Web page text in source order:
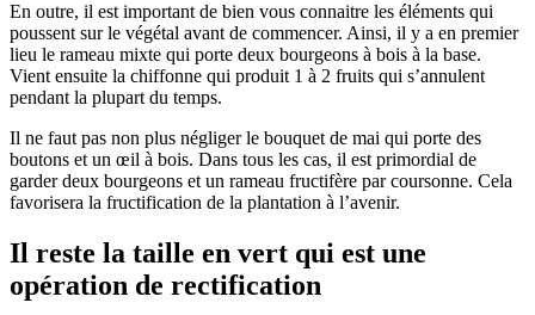
En outre, il est important de bien vous connaitre les éléments qui
poussent sur le végétal avant de commencer. Ainsi, il y a en premier
lieu le rameau mixte qui porte deux bourgeons à bois à la base.
Vient ensuite la chiffonne qui produit 1 à 2 fruits qui s’annulent
pendant la plupart du temps.
Il ne faut pas non plus négliger le bouquet de mai qui porte des
boutons et un œil à bois. Dans tous les cas, il est primordial de
garder deux bourgeons et un rameau fructifère par coursonne. Cela
favorisera la fructification de la plantation à l’avenir.
Il reste la taille en vert qui est une
opération de rectification